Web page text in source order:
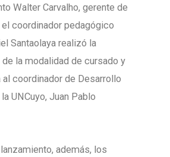
Walter Carvalho, gerente de
el coordinador pedagógico
Santaolaya realizó la
la modalidad de cursado y
al coordinador de Desarrollo
UNCuyo, Juan Pablo
además, los